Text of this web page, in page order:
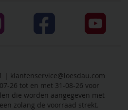
| klantenservice@loesdau.com
26 tot en met 31-08-26 voor
die worden aangegeven met
zolang de voorraad strekt.